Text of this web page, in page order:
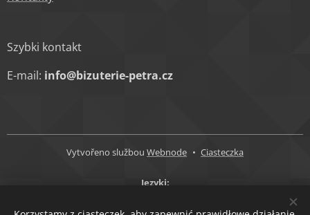
Szybki kontakt
E-mail: info@bizuterie-petra.cz
Vytvořeno službou Webnode Ciasteczka
Języki